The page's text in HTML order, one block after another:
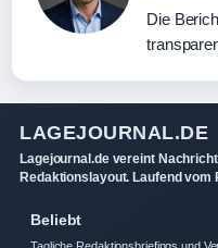
Die
LAGEJOURNAL.DE
Lagejournal.de vereint
Redaktionslayout. Laufend
Beliebt